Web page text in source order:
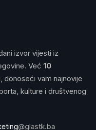
izvor vijesti iz
Već 10
donoseći vam najnovije
kulture i društvenog
@glastk.ba